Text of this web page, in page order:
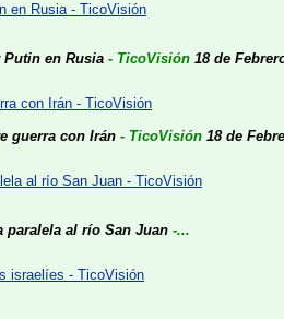
en Rusia - TicoVisión
en Rusia - TicoVisión 18 de
con Irán - TicoVisión
guerra con Irán - TicoVisión 18 de
al río San Juan - TicoVisión
paralela al río San Juan -...
israelíes - TicoVisión